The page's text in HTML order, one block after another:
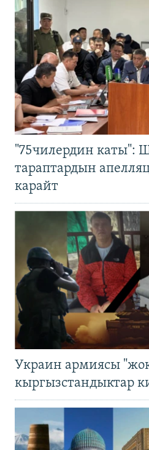
"75чилердин каты":
тараптардын
карайт
Украин армиясы
кыргызстандыктар